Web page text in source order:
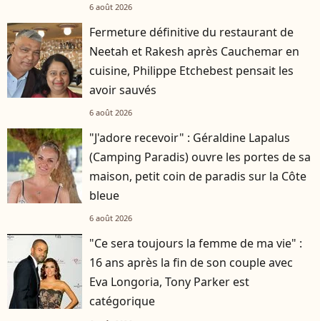
6 août 2026
Fermeture définitive du restaurant de
Neetah et Rakesh après Cauchemar en
cuisine, Philippe Etchebest pensait les
avoir sauvés
6 août 2026
"J'adore recevoir" : Géraldine Lapalus
(Camping Paradis) ouvre les portes de sa
maison, petit coin de paradis sur la Côte
bleue
6 août 2026
"Ce sera toujours la femme de ma vie" :
16 ans après la fin de son couple avec
Eva Longoria, Tony Parker est
catégorique